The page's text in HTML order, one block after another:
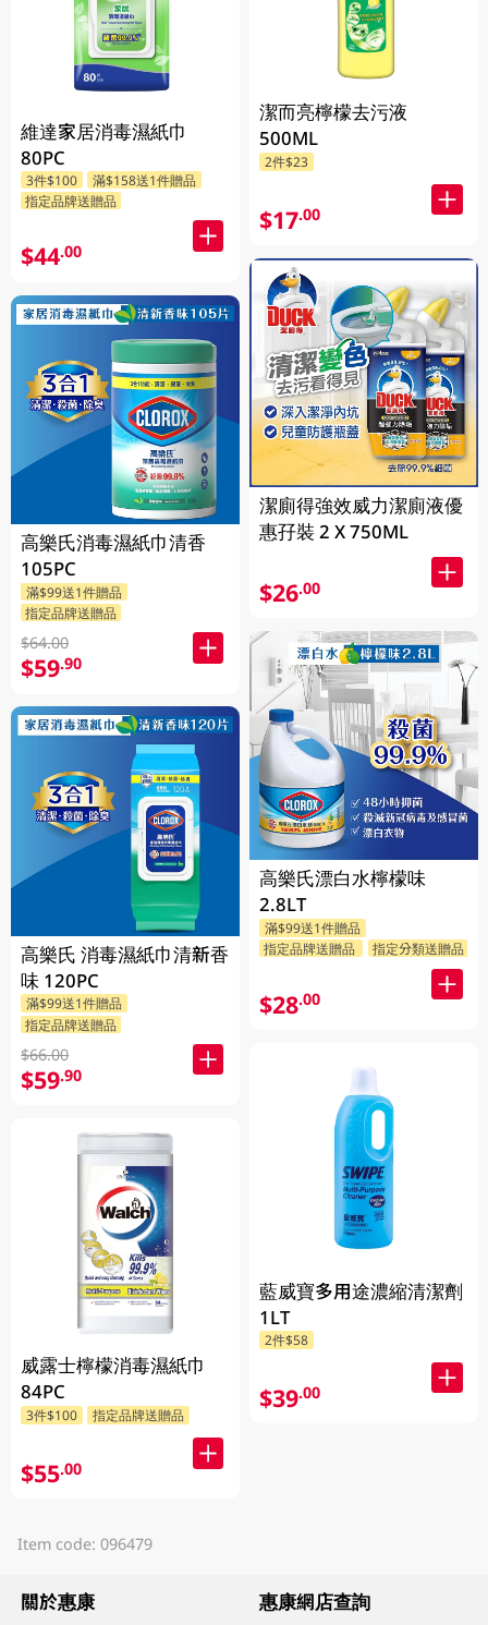
維達家居消毒濕紙巾
80PC
3件$100
滿$158送1件贈品
指定品牌送贈品
$44.00
高樂氏消毒濕紙巾清香
105PC
滿$99送1件贈品
指定品牌送贈品
$64.00
$59.90
高樂氏 消毒濕紙巾清新香
味 120PC
滿$99送1件贈品
指定品牌送贈品
$66.00
$59.90
威露士檸檬消毒濕紙巾
84PC
3件$100 指定品牌送贈品
$55.00
潔而亮檸檬去污液
500ML
2件$23
$17.00
潔廁得強效威力潔廁液優
惠孖裝 2 X 750ML
$26.00
高樂氏漂白水檸檬味
2.8LT
滿$99送1件贈品
指定品牌送贈品
指定分類送贈品
$28.00
藍威寶多用途濃縮清潔劑
1LT
2件$58
$39.00
Item code: 096479
關於惠康 惠康網店查詢